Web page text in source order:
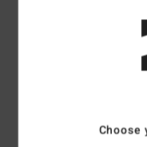
2
100%
Choose